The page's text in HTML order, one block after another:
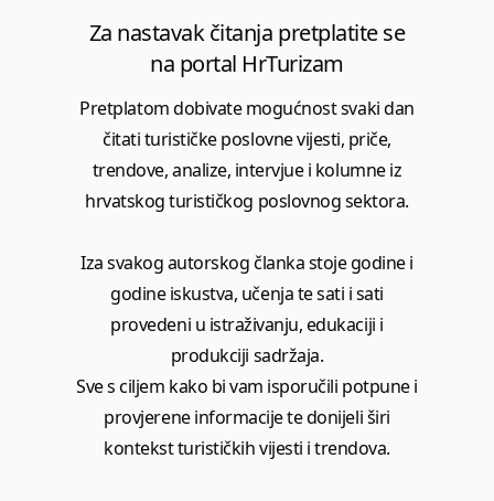
Za nastavak čitanja pretplatite se
na portal HrTurizam
Pretplatom dobivate mogućnost svaki dan
čitati turističke poslovne vijesti, priče,
trendove, analize, intervjue i kolumne iz
hrvatskog turističkog poslovnog sektora.
Iza svakog autorskog članka stoje godine i
godine iskustva, učenja te sati i sati
provedeni u istraživanju, edukaciji i
produkciji sadržaja.
Sve s ciljem kako bi vam isporučili potpune i
provjerene informacije te donijeli širi
kontekst turističkih vijesti i trendova.